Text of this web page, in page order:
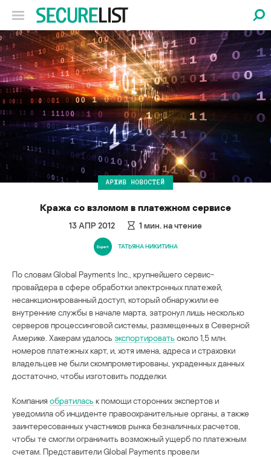
АРХИВ НОВОСТЕЙ
Кража со взломом в платежном сервисе
13 АПР 2012 1 мин. на чтение
ТАТЬЯНА НИКИТИНА
По словам Global Payments Inc., крупнейшего сервис-
провайдера в сфере обработки электронных платежей,
несанкционированный доступ, который обнаружили ее
внутренние службы в начале марта, затронул лишь несколько
серверов процессинговой системы, размещенных в Северной
Америке. Хакерам удалось экспортировать около 1,5 млн.
номеров платежных карт, и, хотя имена, адреса и страховки
владельцев не были скомпрометированы, украденных данных
достаточно, чтобы изготовить подделки.
Компания обратилась к помощи сторонних экспертов и
уведомила об инциденте правоохранительные органы, а также
заинтересованных участников рынка безналичных расчетов,
чтобы те смогли ограничить возможный ущерб по платежным
счетам. Представители Global Payments провели